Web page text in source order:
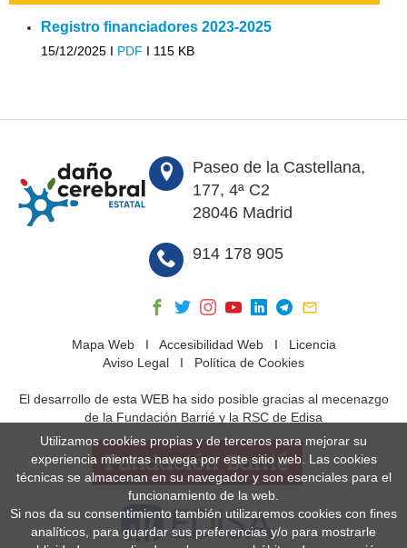
Registro financiadores 2023-2025
15/12/2025 I PDF I 115 KB
Paseo de la Castellana,
177, 4ª C2
28046 Madrid
914 178 905
Mapa WebI Accesibilidad WebI Licencia
Aviso Legal I Política de Cookies
El desarrollo de esta WEB ha sido posible gracias al mecenazgo
de la Fundación Barrié y la RSC de Edisa
Utilizamos cookies propias y de terceros para mejorar su
experiencia mientras navega por este sitio web. Las cookies
técnicas se almacenan en su navegador y son esenciales para el
funcionamiento de la web.
Si nos da su consentimiento también utilizaremos cookies con fines
analíticos, para guardar sus preferencias y/o para mostrarle